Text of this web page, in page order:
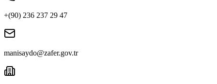
+(90) 236 237 29 47
manisaydo@zafer.gov.tr